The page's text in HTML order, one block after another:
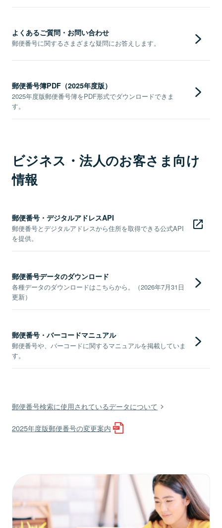
よくあるご質問・お問い合わせ
郵便番号に関するさまざまな疑問にお答えします。
郵便番号簿PDF（2025年度版）
2025年度版郵便番号簿をPDF形式でダウンロードできま
す。
ビジネス・法人のお客さま向け
情報
郵便番号・デジタルアドレスAPI
郵便番号とデジタルアドレスから住所を取得できる公式API
を提供。
郵便番号データのダウンロード
各種データのダウンロードはこちらから。（2026年7月31日
更新）
郵便番号・バーコードマニュアル
郵便番号や、バーコードに関するマニュアルを掲載していま
す。
郵便番号検索に使用されているデータについて
2025年度版郵便番号の変更案内